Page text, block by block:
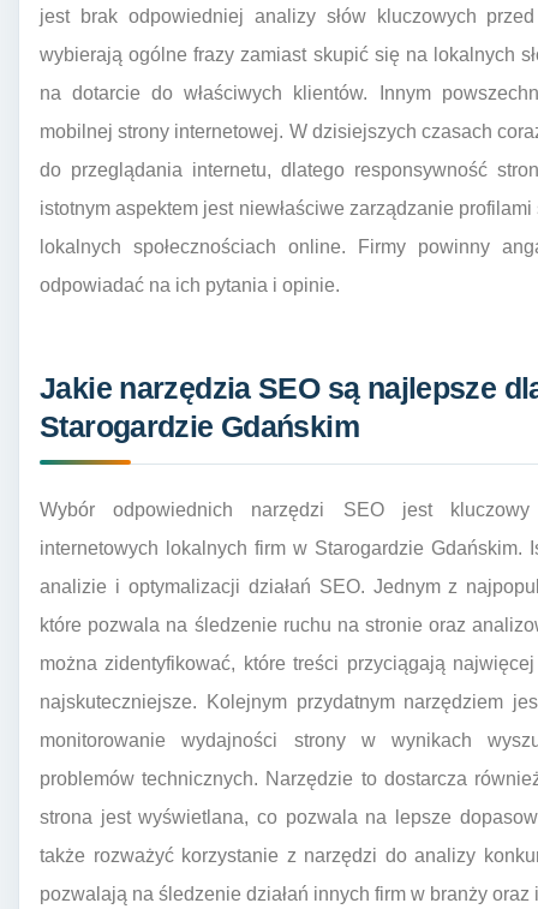
jest brak odpowiedniej analizy słów kluczowych
wybierają ogólne frazy zamiast skupić się na lokalnych
na dotarcie do właściwych klientów. Innym
mobilnej strony internetowej. W dzisiejszych czasach
do przeglądania internetu, dlatego responsywność
istotnym aspektem jest niewłaściwe zarządzanie
lokalnych społecznościach online. Firmy powinny
odpowiadać na ich pytania i opinie.
Jakie narzędzia SEO są najlepsze
Starogardzie Gdańskim
Wybór odpowiednich narzędzi SEO jest
internetowych lokalnych firm w Starogardzie
analizie i optymalizacji działań SEO. Jednym z
które pozwala na śledzenie ruchu na stronie oraz
można zidentyfikować, które treści przyciągają
najskuteczniejsze. Kolejnym przydatnym narzędziem
monitorowanie wydajności strony w wynikach
problemów technicznych. Narzędzie to dostarcza
strona jest wyświetlana, co pozwala na lepsze
także rozważyć korzystanie z narzędzi do analizy
pozwalają na śledzenie działań innych firm w branży